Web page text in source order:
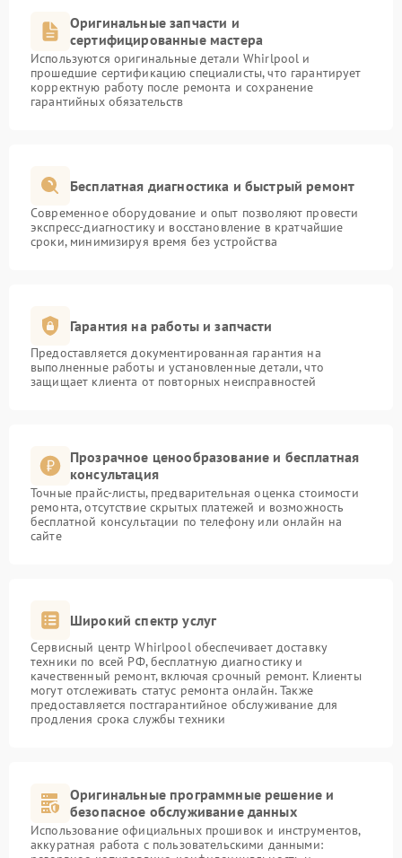
Оригинальные запчасти и
сертифицированные мастера
Используются оригинальные детали Whirlpool и
прошедшие сертификацию специалисты, что гарантирует
корректную работу после ремонта и сохранение
гарантийных обязательств
Бесплатная диагностика и быстрый ремонт
Современное оборудование и опыт позволяют провести
экспресс-диагностику и восстановление в кратчайшие
сроки, минимизируя время без устройства
Гарантия на работы и запчасти
Предоставляется документированная гарантия на
выполненные работы и установленные детали, что
защищает клиента от повторных неисправностей
Прозрачное ценообразование и бесплатная
консультация
Точные прайс-листы, предварительная оценка стоимости
ремонта, отсутствие скрытых платежей и возможность
бесплатной консультации по телефону или онлайн на
сайте
Широкий спектр услуг
Сервисный центр Whirlpool обеспечивает доставку
техники по всей РФ, бесплатную диагностику и
качественный ремонт, включая срочный ремонт. Клиенты
могут отслеживать статус ремонта онлайн. Также
предоставляется постгарантийное обслуживание для
продления срока службы техники
Оригинальные программные решение и
безопасное обслуживание данных
Использование официальных прошивок и инструментов,
аккуратная работа с пользовательскими данными: